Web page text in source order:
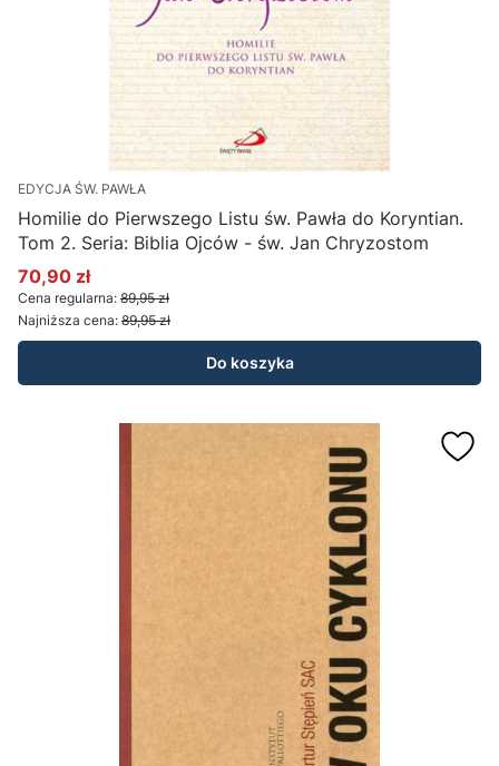
EDYCJA ŚW. PAWŁA
Homilie do Pierwszego Listu św. Pawła do Koryntian.
Tom 2. Seria: Biblia Ojców - św. Jan Chryzostom
Cena promocyjna
70,90 zł
Cena regularna: 89,95 zł
Najniższa cena: 89,95 zł
Do koszyka